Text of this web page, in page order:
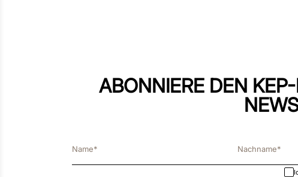
ABONNIERE DEN